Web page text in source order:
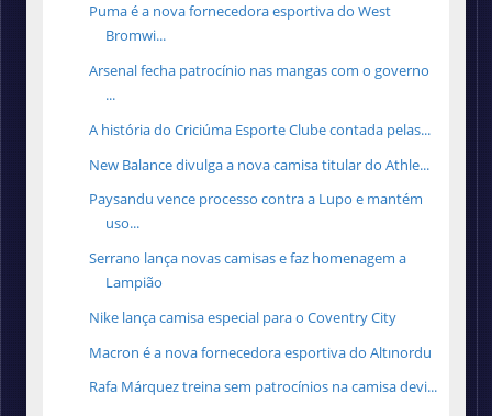
Puma é a nova fornecedora esportiva do West
Bromwi...
Arsenal fecha patrocínio nas mangas com o governo
...
A história do Criciúma Esporte Clube contada pelas...
New Balance divulga a nova camisa titular do Athle...
Paysandu vence processo contra a Lupo e mantém
uso...
Serrano lança novas camisas e faz homenagem a
Lampião
Nike lança camisa especial para o Coventry City
Macron é a nova fornecedora esportiva do Altınordu
Rafa Márquez treina sem patrocínios na camisa devi...